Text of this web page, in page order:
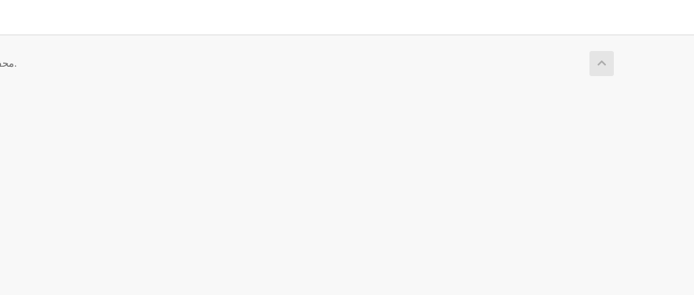
تمامی حقوق برای © 2026 OXECloud-PHRegistrar. محفوط می باشد.